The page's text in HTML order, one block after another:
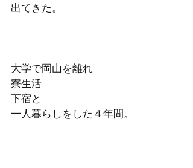
出てきた。
大学で岡山を離れ
寮生活
下宿と
一人暮らしをした４年間。